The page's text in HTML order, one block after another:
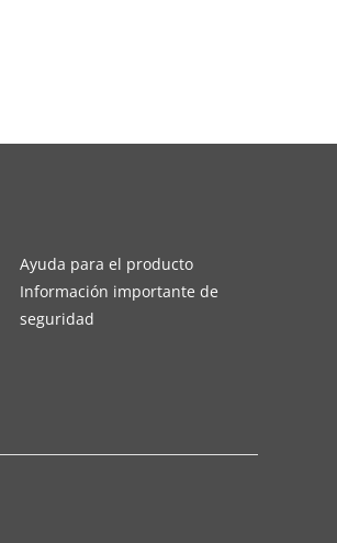
Ayuda para el producto
Información importante de
seguridad